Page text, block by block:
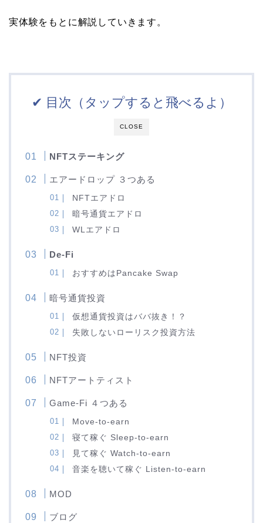
実体験をもとに解説していきます。
CLOSE
✔︎ 目次（タップすると飛べるよ）
NFTステーキング
エアードロップ ３つある
NFTエアドロ
暗号通貨エアドロ
WLエアドロ
De-Fi
おすすめはPancake Swap
暗号通貨投資
仮想通貨投資はババ抜き！？
失敗しないローリスク投資方法
NFT投資
NFTアートティスト
Game-Fi ４つある
Move-to-earn
寝て稼ぐ Sleep-to-earn
見て稼ぐ Watch-to-earn
音楽を聴いて稼ぐ Listen-to-earn
MOD
ブログ